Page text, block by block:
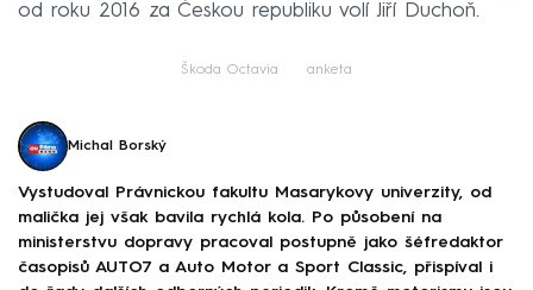
od roku 2016 za Českou republiku volí Jiří Duchoň.
Škoda Octavia anketa
Michal Borský
Vystudoval Právnickou fakultu Masarykovy univerzity, od
malička jej však bavila rychlá kola. Po působení na
ministerstvu dopravy pracoval postupně jako šéfredaktor
časopisů AUTO7 a Auto Motor a Sport Classic, přispíval i